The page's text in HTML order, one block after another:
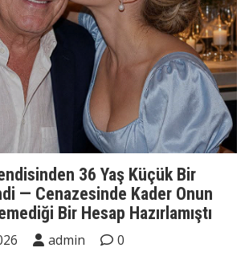
36 Yaş Küçük Bir
— Cenazesinde Kader Onun
Bir Hesap Hazırlamıştı
admin
0